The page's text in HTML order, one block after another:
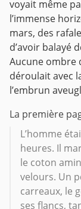
voyait même
l’immense
mars, des
d’avoir balayé
Aucune ombre
déroulait avec
l’embrun
La première
L’homme
heures. Il
le coton
velours. Un
carreaux, le
ses flancs,